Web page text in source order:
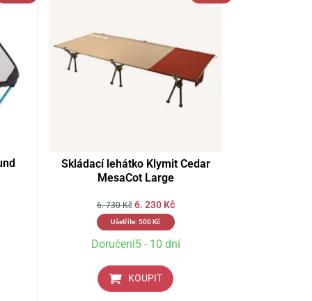
Skládací lehátko Klymit Cedar
MesaCot Large
6. 730Kč 6. 230 Kč
Ušetříte: 500Kč
Doručení5 - 10 dní
KOUPIT